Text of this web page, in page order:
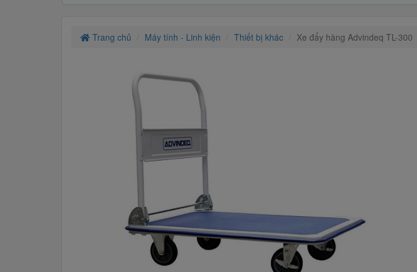
Trang chủ Máy tính - Linh kiện Thiết bị khác Xe đẩy hàng Advindeq TL-300